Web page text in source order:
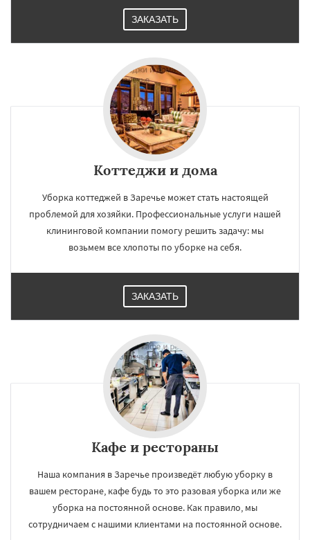
ЗАКАЗАТЬ
Коттеджи и дома
Уборка коттеджей в Заречье может стать настоящей
проблемой для хозяйки. Профессиональные услуги нашей
клининговой компании помогу решить задачу: мы
возьмем все хлопоты по уборке на себя.
ЗАКАЗАТЬ
Кафе и рестораны
Наша компания в Заречье произведёт любую уборку в
вашем ресторане, кафе будь то это разовая уборка или же
уборка на постоянной основе. Как правило, мы
сотрудничаем с нашими клиентами на постоянной основе.